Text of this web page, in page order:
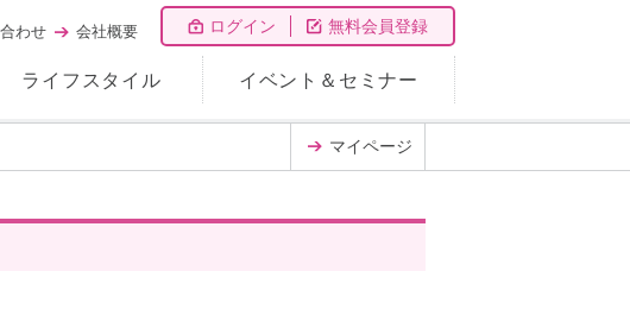
ログイン 無料会員登録
ライフスタイル イベント＆セミナー
わせ 会社概要
マイページ